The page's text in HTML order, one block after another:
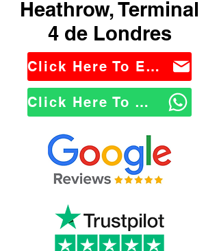
Heathrow, Terminal
4 de Londres
Click Here To Email Us
Click Here To WhatsApp Us